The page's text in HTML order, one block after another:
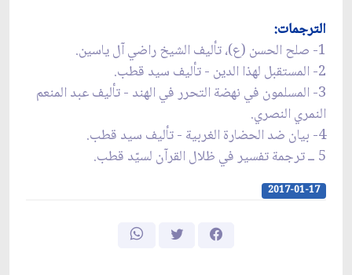
الترجمات:
1- صلح الحسن (ع)، تأليف الشيخ راضي آل ياسين.
2- المستقبل لهذا الدين - تأليف سيد قطب.
3- المسلمون في نهضة التحرر في الهند - تأليف عبد المنعم
النمري النصري.
4- بيان ضد الحضارة الغربية - تأليف سيد قطب.
5 ــ ترجمة تفسير في ظلال القرآن لسيّد قطب.
2017-01-17